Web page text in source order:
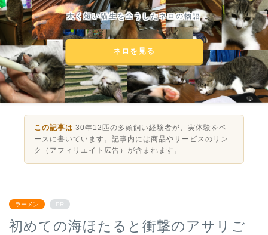
太く短い猫生を全うしたネロの物語
ネロを見る
この記事は 30年12匹の多頭飼い経験者が、実体験をベ
ースに書いています。記事内には商品やサービスのリン
ク（アフィリエイト広告）が含まれます。
ラーメン PR
初めての海ほたると衝撃のアサリご